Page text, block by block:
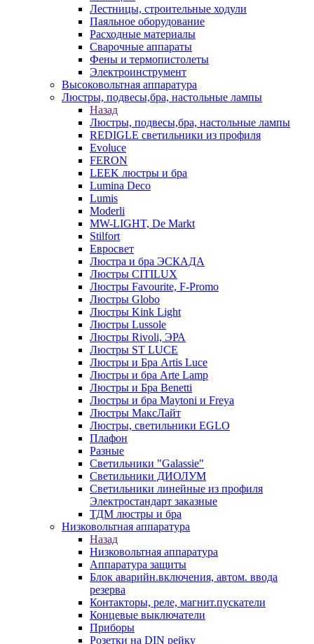
Лестницы, строительные ходули
Паяльное оборудование
Расходные материалы
Сварочные аппараты
Фены и термопистолеты
Электроинструмент
Высоковольтная аппаратура
Люстры, подвесы,бра, настольные лампы
Назад
Люстры, подвесы,бра, настольные лампы
REDIGLE светильники из профиля
Evoluce
FERON
LEEK люстры и бра
Lumina Deco
Lumis
Moderli
MW-LIGHT, De Markt
Stilfort
Евросвет
Люстра и бра ЭСКАДА
Люстры CITILUX
Люстры Favourite, F-Promo
Люстры Globo
Люстры Kink Light
Люстры Lussole
Люстры Rivoli, ЭРА
Люстры ST LUCE
Люстры и Бра Artis Luce
Люстры и бра Arte Lamp
Люстры и Бра Benetti
Люстры и бра Maytoni и Freya
Люстры МаксЛайт
Люстры, светильники EGLO
Плафон
Разные
Светильники "Galassie"
Светильники ДИОЛУМ
Светильники линейные из профиля
Электростандарт заказные
ТДМ люстры и бра
Низковольтная аппаратура
Назад
Низковольтная аппаратура
Аппаратура защиты
Блок аварийн.включения, автом. ввода
резерва
Контакторы, реле, магнит.пускатели
Концевые выключатели
Приборы
Розетки на DIN рейку